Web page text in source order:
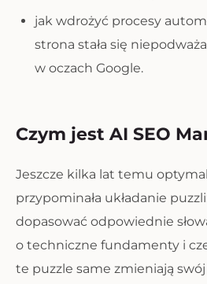
jak wdrożyć procesy
strona stała się
w oczach Google.
Czym jest AI SEO
Jeszcze kilka lat temu
przypominała układanie
dopasować odpowiednie
o techniczne fundamenty i
te puzzle same zmieniają swój